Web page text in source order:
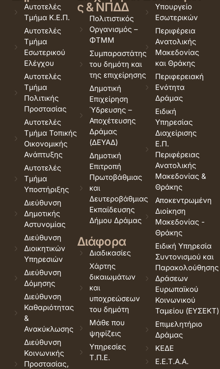
Αυτοτελές
Τμήμα Κ.Ε.Π.
Αυτοτελές
Τμήμα
Εσωτερικού
Ελέγχου
Αυτοτελές
Τμήμα
Πολιτικής
Προστασίας
Αυτοτελές
Τμήμα Τοπικής
Οικονομικής
Ανάπτυξης
Αυτοτελές
Τμήμα
Υποστήριξης
Διεύθυνση
Δημοτικής
Αστυνομίας
Διεύθυνση
Διοικητικών
Υπηρεσιών
Διεύθυνση
Δόμησης
Διεύθυνση
Καθαριότητας
&
Ανακύκλωσης
Διεύθυνση
Κοινωνικής
Προστασίας,
ς & ΝΠΔΔ
Πολιτιστικός
Οργανισμός –
ΦΤΜΜ
Συμπαραστάτης
του δημότη και
της επιχείρησης
Δημοτική
Επιχείρηση
Ύδρευσης –
Αποχέτευσης
Δράμας
(ΔΕΥΑΔ)
Δημοτική
Επιτροπή
Πρωτοβάθμιας
και
Δευτεροβάθμιας
Εκπαίδευσης
Δήμου Δράμας
Διάφορα
Διαδικασίες
Χάρτης
δικαιωμάτων
και
υποχρεώσεων
του δημότη
Μάθε που
ψηφίζεις
Υπηρεσίες
Τ.Π.Ε.
Υπουργείο
Εσωτερικών
Περιφέρεια
Ανατολικής
Μακεδονίας
και Θράκης
Περιφερειακή
Ενότητα
Δράμας
Ειδική
Υπηρεσίας
Διαχείρισης
Ε.Π.
Περιφέρειας
Ανατολικής
Μακεδονίας &
Θράκης
Αποκεντρωμένη
Διοίκηση
Μακεδονίας -
Θράκης
Ειδική Υπηρεσία
Συντονισμού και
Παρακολούθησης
Δράσεων
Ευρωπαϊκού
Κοινωνικού
Ταμείου (ΕΥΣΕΚΤ)
Επιμελητήριο
Δράμας
ΚΕΔΕ
Ε.Ε.Τ.Α.Α.